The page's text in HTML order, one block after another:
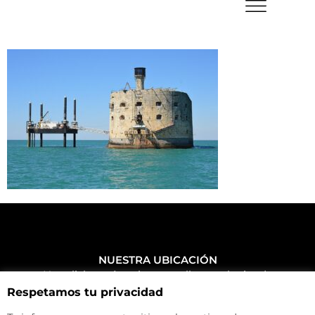
NUESTRA UBICACIÓN
Haz click aquí y mira como llegar a la tienda
CONTACTA CON NOSOTROS
+34 972 500 449
Respetamos tu privacidad